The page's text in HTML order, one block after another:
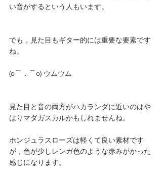
い音がするという人もいます。
でも，見た目もギター的には重要な要素です
ね。
(o⌒．⌒o) ウムウム
見た目と音の両方がハカランダに近いのはや
はりマダガスカルかもしれませんね。
ホンジュラスローズは軽くて良い素材です
が，色が少しレンガ色のような赤みがかった
感じになります。